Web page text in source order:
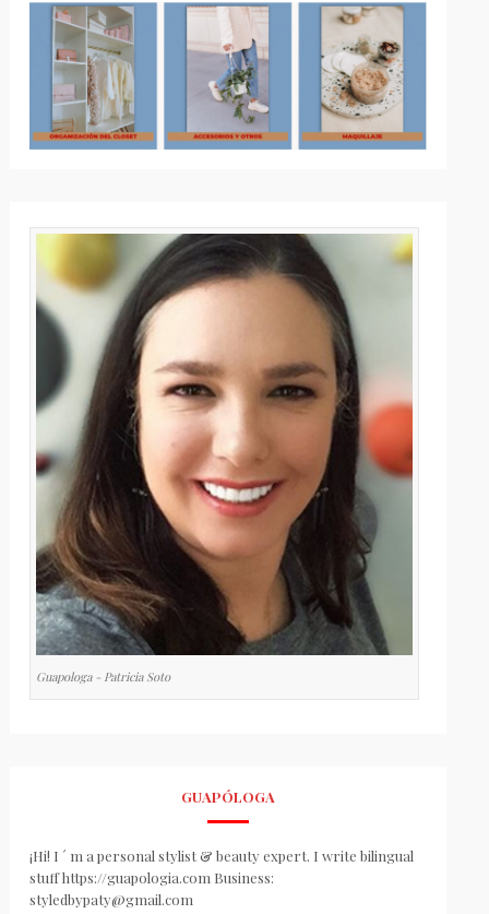
Guapologa - Patricia Soto
GUAPÓLOGA
¡Hi! I ´ m a personal stylist & beauty expert. I write bilingual
stuff https://guapologia.com Business:
styledbypaty@gmail.com